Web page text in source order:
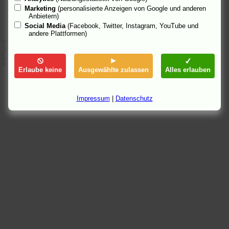
Marketing (personalisierte Anzeigen von Google und anderen
Anbietern)
Social Media (Facebook, Twitter, Instagram, YouTube und
andere Plattformen)
Erlaube keine Ausgewählte zulassen Alles erlauben
Impressum Datenschutz